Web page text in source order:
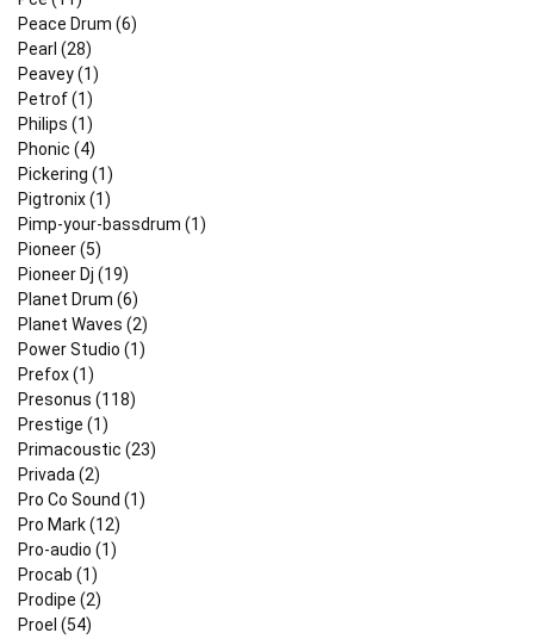
Peace Drum (6)
Pearl (28)
Peavey (1)
Petrof (1)
Philips (1)
Phonic (4)
Pickering (1)
Pigtronix (1)
Pimp-your-bassdrum (1)
Pioneer (5)
Pioneer Dj (19)
Planet Drum (6)
Planet Waves (2)
Power Studio (1)
Prefox (1)
Presonus (118)
Prestige (1)
Primacoustic (23)
Privada (2)
Pro Co Sound (1)
Pro Mark (12)
Pro-audio (1)
Procab (1)
Prodipe (2)
Proel (54)